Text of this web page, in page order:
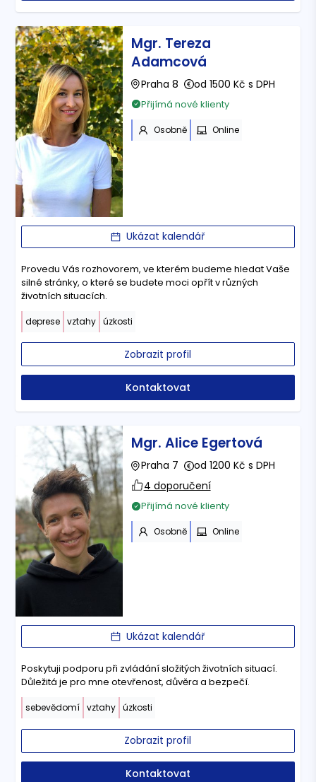
Mgr. Tereza
Adamcová
Praha 8 od 1500 Kč s DPH
Přijímá nové klienty
Osobně Online
Ukázat kalendář
Provedu Vás rozhovorem, ve kterém budeme hledat Vaše
silné stránky, o které se budete moci opřít v různých
životních situacích.
deprese vztahy úzkosti
Zobrazit profil
Kontaktovat
Mgr. Alice Egertová
Praha 7
od 1200 Kč s DPH
4 doporučení
Přijímá nové klienty
Osobně Online
Ukázat kalendář
Poskytuji podporu při zvládání složitých životních situací.
Důležitá je pro mne otevřenost, důvěra a bezpečí.
sebevědomí vztahy úzkosti
Zobrazit profil
Kontaktovat